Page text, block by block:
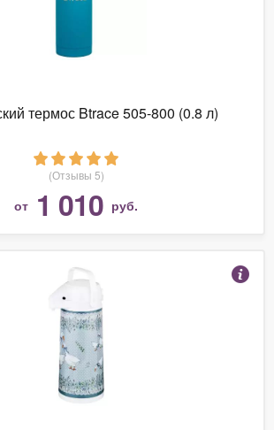
термос Btrace 505-800 (0.8 л)
(Отзывы 5)
от 1 010 руб.